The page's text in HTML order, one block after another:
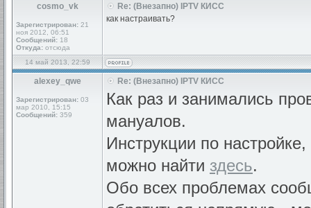
cosmo_vk
Зарегистрирован: 21
ноя 2012, 06:51
Сообщений: 18
Откуда: отсюда
Re: (Внезапно) IPTV КИСС
как настраивать?
14 май 2013, 22:59
alexey_qwe
Зарегистрирован: 03
мар 2010, 15:15
Сообщений: 359
Re: (Внезапно) IPTV КИСС
Как раз и занимались
мануалов.
Инструкции по
можно найти здесь.
Обо всех проблемах